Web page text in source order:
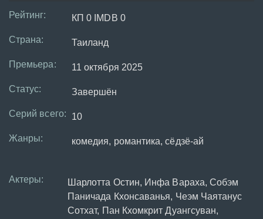
Рейтинг: КП 0 IMDB 0
Страна: Таиланд
Премьера: 11 октября 2025
Статус: Завершён
Серий всего: 10
Жанры: комедия, романтика, сёдзё-ай
Актеры:
Шарлотта Остин, Инфа Вараха, Собэм
Паничада Кхонсаванья, Чеэм Чаятанус
Сотхат, Пан Кхомкрит Дуангсуван,